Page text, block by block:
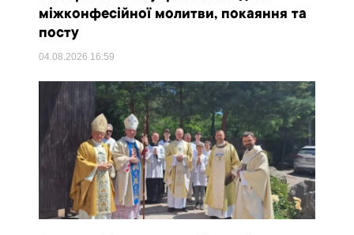
міжконфесійної молитви, покаяння та
посту
04.08.2026 16:59